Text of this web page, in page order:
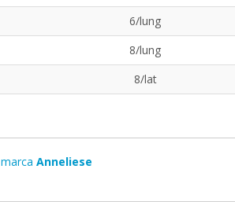
6/lung
8/lung
8/lat
marca Anneliese